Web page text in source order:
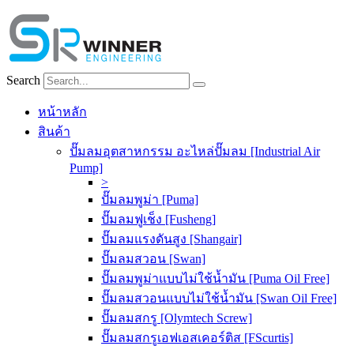
Skip
to
content
Search
หน้าหลัก
สินค้า
ปั๊มลมอุตสาหกรรม อะไหล่ปั๊มลม [Industrial Air
Pump]
>
ปั๊มลมพูม่า [Puma]
ปั๊มลมฟูเช็ง [Fusheng]
ปั๊มลมแรงดันสูง [Shangair]
ปั๊มลมสวอน [Swan]
ปั๊มลมพูม่าแบบไม่ใช้น้ำมัน [Puma Oil Free]
ปั๊มลมสวอนแบบไม่ใช้น้ำมัน [Swan Oil Free]
ปั๊มลมสกรู [Olymtech Screw]
ปั๊มลมสกรูเอฟเอสเคอร์ติส [FScurtis]